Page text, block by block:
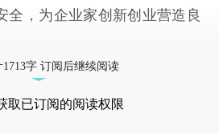
全，为企业家创新创业营造良
字 订阅后继续阅读
取已订阅的阅读权限